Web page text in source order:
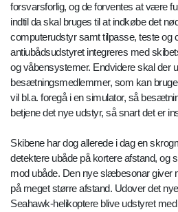
forsvarsforlig, og de forventes at være
indtil da skal bruges til at indkøbe det
computerudstyr samt tilpasse, teste og
antiubådsudstyret integreres med
og våbensystemer. Endvidere skal der
besætningsmedlemmer, som kan
vil bl.a. foregå i en simulator, så
betjene det nye udstyr, så snart det er
Skibene har dog allerede i dag en
detektere ubåde på kortere afstand, og
mod ubåde. Den nye slæbesonar giver
på meget større afstand. Udover det
Seahawk-helikoptere blive udstyret